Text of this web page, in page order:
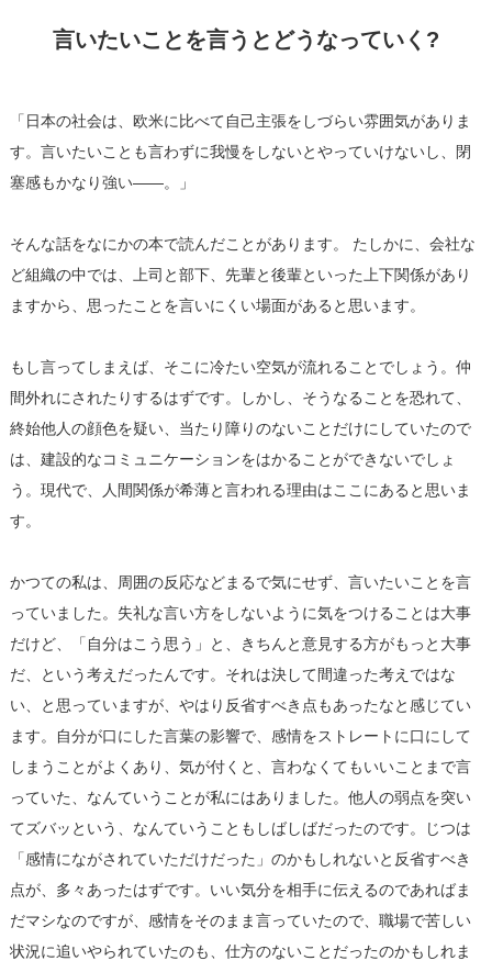
言いたいことを言うとどうなっていく?
「日本の社会は、欧米に比べて自己主張をしづらい雰囲気がありま
す。言いたいことも言わずに我慢をしないとやっていけないし、閉
塞感もかなり強い――。」
そんな話をなにかの本で読んだことがあります。 たしかに、会社な
ど組織の中では、上司と部下、先輩と後輩といった上下関係があり
ますから、思ったことを言いにくい場面があると思います。
もし言ってしまえば、そこに冷たい空気が流れることでしょう。仲
間外れにされたりするはずです。しかし、そうなることを恐れて、
終始他人の顔色を疑い、当たり障りのないことだけにしていたので
は、建設的なコミュニケーションをはかることができないでしょ
う。現代で、人間関係が希薄と言われる理由はここにあると思いま
す。
かつての私は、周囲の反応などまるで気にせず、言いたいことを言
っていました。失礼な言い方をしないように気をつけることは大事
だけど、「自分はこう思う」と、きちんと意見する方がもっと大事
だ、という考えだったんです。それは決して間違った考えではな
い、と思っていますが、やはり反省すべき点もあったなと感じてい
ます。自分が口にした言葉の影響で、感情をストレートに口にして
しまうことがよくあり、気が付くと、言わなくてもいいことまで言
っていた、なんていうことが私にはありました。他人の弱点を突い
てズバッという、なんていうこともしばしばだったのです。じつは
「感情にながされていただけだった」のかもしれないと反省すべき
点が、多々あったはずです。いい気分を相手に伝えるのであればま
だマシなのですが、感情をそのまま言っていたので、職場で苦しい
状況に追いやられていたのも、仕方のないことだったのかもしれま